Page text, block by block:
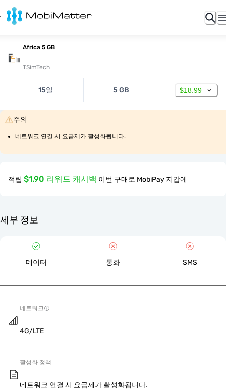
Africa 5 GB
TSimTech
15일 5 GB $18.99
주의
네트워크 연결 시 요금제가 활성화됩니다.
적립 $1.90 리워드 캐시백 이번 구매로 MobiPay 지갑에
세부 정보
데이터 통화 SMS
네트워크
4G/LTE
활성화 정책
네트워크 연결 시 요금제가 활성화됩니다.